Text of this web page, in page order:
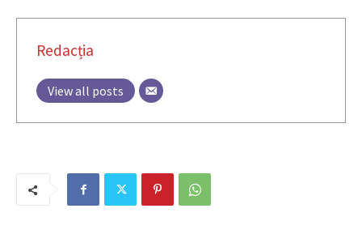
Redacția
View all posts